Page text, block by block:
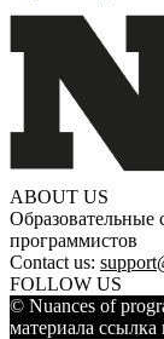
ABOUT US
Образовательные
программистов
Contact us:
FOLLOW US
© Nuances of
материала ссылка